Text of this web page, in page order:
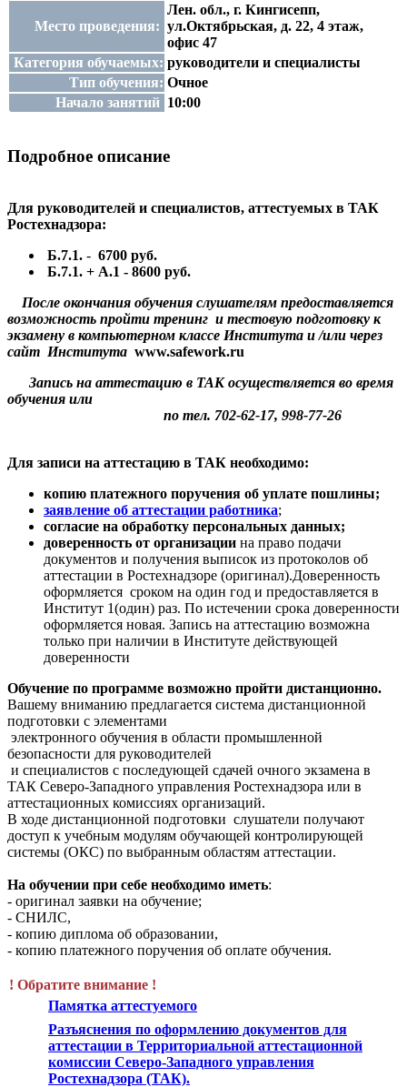
Место проведения:
Лен. обл., г. Кингисепп,
ул.Октябрьская, д. 22, 4 этаж,
офис 47
Категория обучаемых: руководители и специалисты
Тип обучения: Очное
Начало занятий 10:00
Подробное описание
Для руководителей и специалистов, аттестуемых в ТАК
Ростехнадзора:
Б.7.1. - 6700 руб.
Б.7.1. + А.1 - 8600 руб.
После окончания обучения слушателям предоставляется
возможность пройти тренинг и тестовую подготовку к
экзамену в компьютерном классе Института и /или через
сайт Института www.safework.ru
Запись на аттестацию в ТАК осуществляется во время
обучения или
по тел. 702-62-17, 998-77-26
Для записи на аттестацию в ТАК необходимо:
копию платежного поручения об уплате пошлины;
заявление об аттестации работника;
cогласие на обработку персональных данных;
доверенность от организации на право подачи
документов и получения выписок из протоколов об
аттестации в Ростехнадзоре (оригинал).Доверенность
оформляется сроком на один год и предоставляется в
Институт 1(один) раз. По истечении срока доверенности
оформляется новая. Запись на аттестацию возможна
только при наличии в Институте действующей
доверенности
Обучение по программе возможно пройти дистанционно.
Вашему вниманию предлагается система дистанционной
подготовки с элементами
электронного обучения в области промышленной
безопасности для руководителей
и специалистов с последующей сдачей очного экзамена в
ТАК Северо-Западного управления Ростехнадзора или в
аттестационных комиссиях организаций.
В ходе дистанционной подготовки слушатели получают
доступ к учебным модулям обучающей контролирующей
системы (ОКС) по выбранным областям аттестации.
На обучении при себе необходимо иметь:
- оригинал заявки на обучение;
- СНИЛС,
- копию диплома об образовании,
- копию платежного поручения об оплате обучения.
! Обратите внимание !
Памятка аттестуемого
Разъяснения по оформлению документов для
аттестации в Территориальной аттестационной
комиссии Северо-Западного управления
Ростехнадзора (ТАК).